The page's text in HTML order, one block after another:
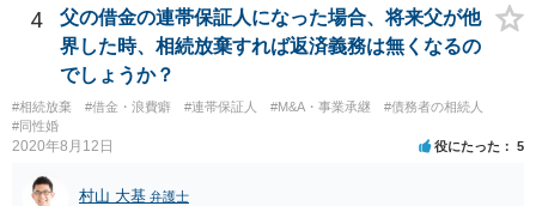
でしょう。
4
父の借金の連帯保証人になった場合、将来父が他
界した時、相続放棄すれば返済義務は無くなるの
でしょうか？
#相続放棄 #借金・浪費癖 #連帯保証人 #M&A・事業承継
#債務者の相続人
#同性婚
2020年8月12日 役にたった 5
村山 大基 弁護士